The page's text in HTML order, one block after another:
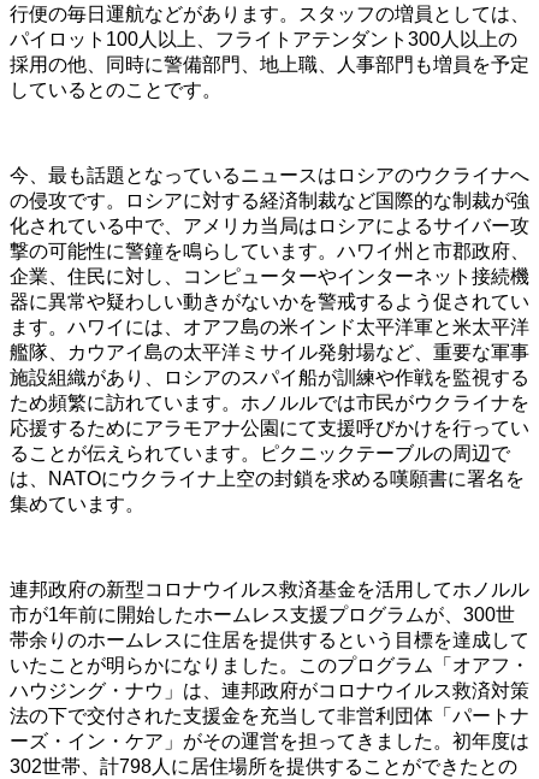
行便の毎日運航などがあります。スタッフの増員としては、
パイロット100人以上、フライトアテンダント300人以上の
採用の他、同時に警備部門、地上職、人事部門も増員を予定
しているとのことです。
今、最も話題となっているニュースはロシアのウクライナへ
の侵攻です。ロシアに対する経済制裁など国際的な制裁が強
化されている中で、アメリカ当局はロシアによるサイバー攻
撃の可能性に警鐘を鳴らしています。ハワイ州と市郡政府、
企業、住民に対し、コンピューターやインターネット接続機
器に異常や疑わしい動きがないかを警戒するよう促されてい
ます。ハワイには、オアフ島の米インド太平洋軍と米太平洋
艦隊、カウアイ島の太平洋ミサイル発射場など、重要な軍事
施設組織があり、ロシアのスパイ船が訓練や作戦を監視する
ため頻繁に訪れています。ホノルルでは市民がウクライナを
応援するためにアラモアナ公園にて支援呼びかけを行ってい
ることが伝えられています。ピクニックテーブルの周辺で
は、NATOにウクライナ上空の封鎖を求める嘆願書に署名を
集めています。
連邦政府の新型コロナウイルス救済基金を活用してホノルル
市が1年前に開始したホームレス支援プログラムが、300世
帯余りのホームレスに住居を提供するという目標を達成して
いたことが明らかになりました。このプログラム「オアフ・
ハウジング・ナウ」は、連邦政府がコロナウイルス救済対策
法の下で交付された支援金を充当して非営利団体「パートナ
ーズ・イン・ケア」がその運営を担ってきました。初年度は
302世帯、計798人に居住場所を提供することができたとの